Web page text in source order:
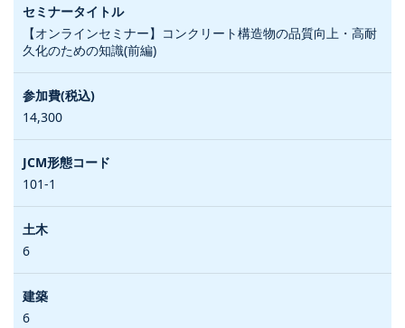
【オンラインセミナー】コンクリート構造物の品質向上・高耐
久化のための知識(前編)
14,300
101-1
6
6